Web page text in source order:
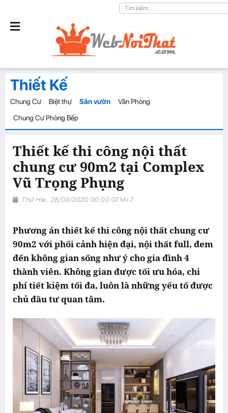
Thiết Kế
Chung Cư Biệt thự Sân vườn
Văn Phòng
Chung Cư Phòng Bếp
Thiết kế thi công nội thất
chung cư 90m2 tại Complex
Vũ Trọng Phụng
Thứ Hai , 28/09/2020 00:00 GTM+7
Phương án thiết kế thi công nội thất chung cư
90m2 với phối cảnh hiện đại, nội thất full, đem
đến không gian sống như ý cho gia đình 4
thành viên. Không gian được tối ưu hóa, chi
phí tiết kiệm tối đa, luôn là những yếu tố được
chủ đầu tư quan tâm.